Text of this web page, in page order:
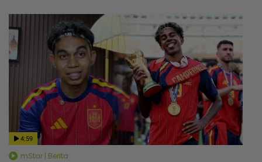
4:59
mStar | Berita